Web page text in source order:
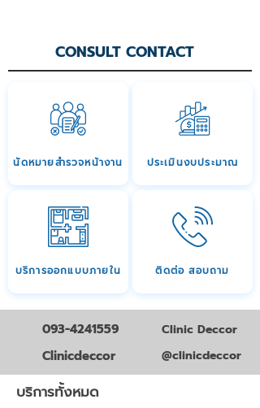
CONSULT CONTACT
นัดหมายสำรวจหน้างาน ประเมินงบประมาณ
บริการออกแบบภายใน ติดต่อ สอบถาม
093-4241559
Clinicdeccor
Clinic Deccor
@clinicdeccor
บริการทั้งหมด